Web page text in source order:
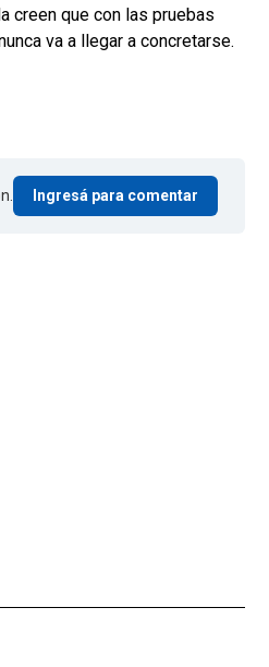
creen que con las pruebas
va a llegar a concretarse.
Ingresá para comentar